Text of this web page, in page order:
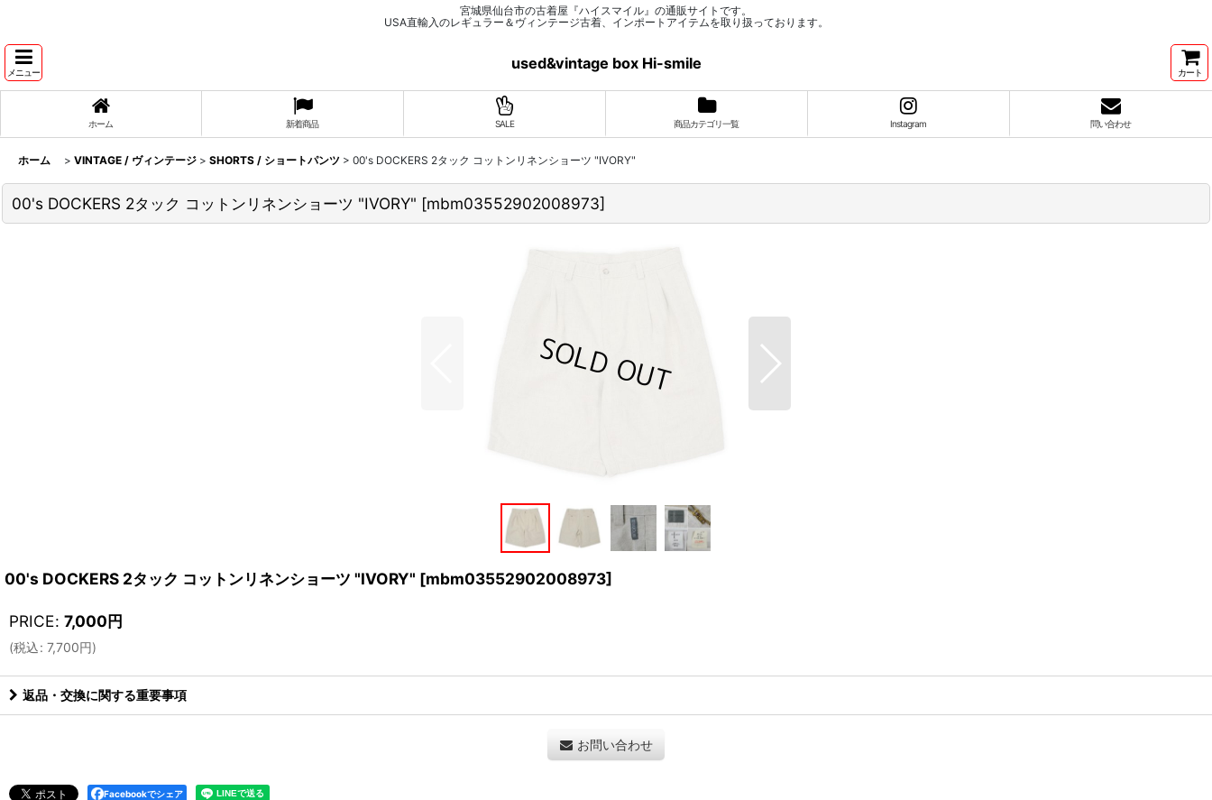
宮城県仙台市の古着屋『ハイスマイル』の通販サイトです。
USA直輸入のレギュラー＆ヴィンテージ古着、インポートアイテムを取り扱っております。
メニュー
used&vintage box Hi-smile
カート
ホーム 新着商品 SALE 商品カテゴリ一覧 Instagram 問い合わせ
ホーム > VINTAGE / ヴィンテージ > SHORTS / ショートパンツ > 00's DOCKERS 2タック コットンリネンショーツ "IVORY"
00's DOCKERS 2タック コットンリネンショーツ "IVORY" [mbm03552902008973]
00's DOCKERS 2タック コットンリネンショーツ "IVORY" [mbm03552902008973]
PRICE: 7,000円
(税込: 7,700円)
返品・交換に関する重要事項
お問い合わせ
Facebookでシェア